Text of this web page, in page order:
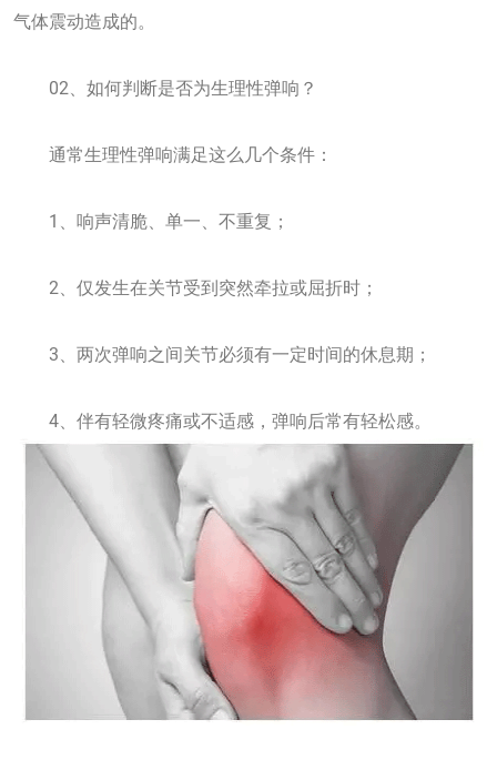
气体震动造成的。
02、如何判断是否为生理性弹响？
通常生理性弹响满足这么几个条件：
1、响声清脆、单一、不重复；
2、仅发生在关节受到突然牵拉或屈折时；
3、两次弹响之间关节必须有一定时间的休息期；
4、伴有轻微疼痛或不适感，弹响后常有轻松感。